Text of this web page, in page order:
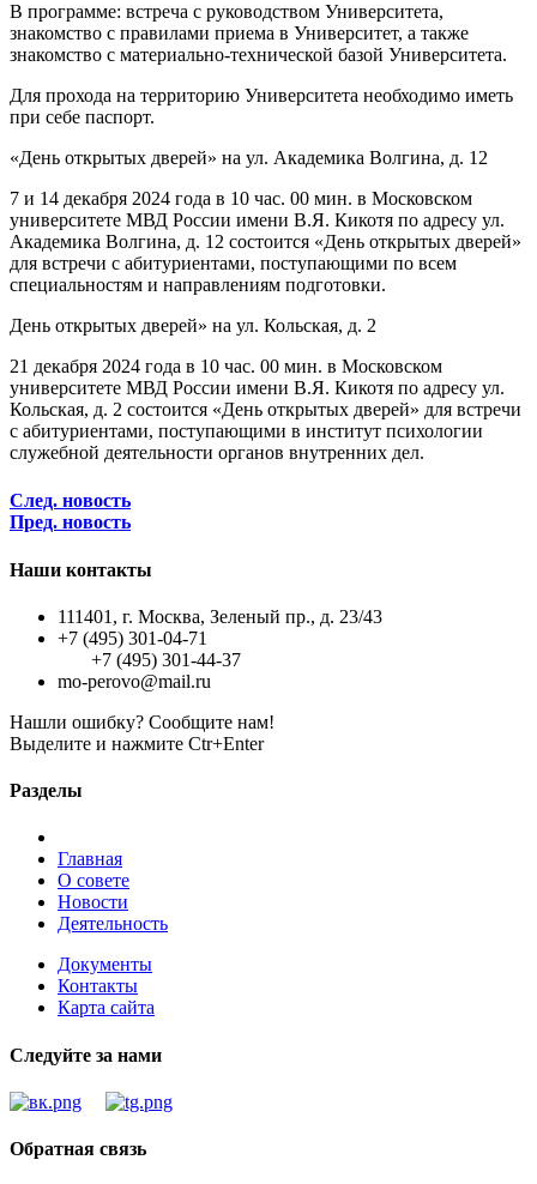
В программе: встреча с руководством Университета,
знакомство с правилами приема в Университет, а также
знакомство с материально-технической базой Университета.
Для прохода на территорию Университета необходимо иметь
при себе паспорт.
«День открытых дверей» на ул. Академика Волгина, д. 12
7 и 14 декабря 2024 года в 10 час. 00 мин. в Московском
университете МВД России имени В.Я. Кикотя по адресу ул.
Академика Волгина, д. 12 состоится «День открытых дверей»
для встречи с абитуриентами, поступающими по всем
специальностям и направлениям подготовки.
День открытых дверей» на ул. Кольская, д. 2
21 декабря 2024 года в 10 час. 00 мин. в Московском
университете МВД России имени В.Я. Кикотя по адресу ул.
Кольская, д. 2 состоится «День открытых дверей» для встречи
с абитуриентами, поступающими в институт психологии
служебной деятельности органов внутренних дел.
След. новость
Пред. новость
Наши контакты
111401, г. Москва, Зеленый пр., д. 23/43
+7 (495) 301-04-71
+7 (495) 301-44-37
mo-perovo@mail.ru
Нашли ошибку? Сообщите нам!
Выделите и нажмите Ctr+Enter
Разделы
Главная
О совете
Новости
Деятельность
Документы
Контакты
Карта сайта
Следуйте за нами
Обратная связь